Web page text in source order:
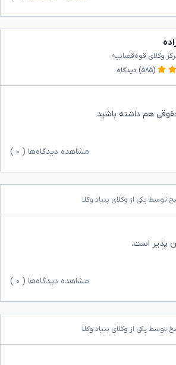
وکلای قوه‌قضاییه
(۵۸۵) دیدگاه
هم داشته باشید
مشاهده دیدگاه‌ها ( ۰
توسط یکی از وکلای بنیاد وکلا
پذیر است.
مشاهده دیدگاه‌ها ( ۰
توسط یکی از وکلای بنیاد وکلا